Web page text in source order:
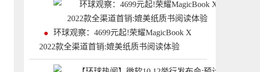
环球观察：4699元起!荣耀MagicBook X
2022款全渠道首销:媲美纸质书阅读体验